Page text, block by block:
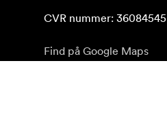
CVR nummer: 36084545
Find på Google Maps